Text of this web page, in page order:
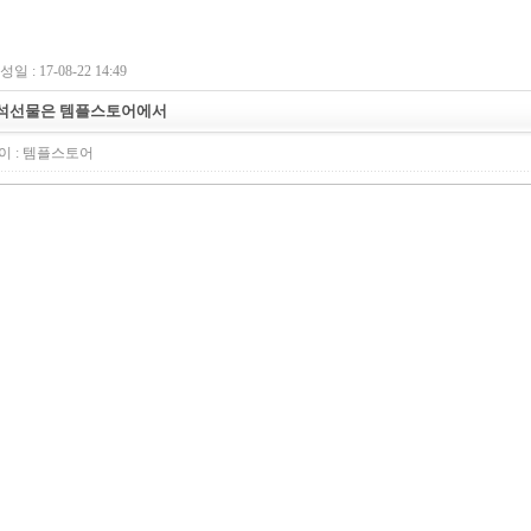
일 : 17-08-22 14:49
선물은 템플스토어에서
: 템플스토어